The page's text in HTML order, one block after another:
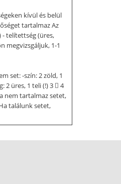
kívül és belül
tartalmaz Az
- telítettség (üres,
megvizsgáljuk, 1-1
set: -szín: 2 zöld, 1
2 üres, 1 teli (!) 3  4
nem tartalmaz setet,
találunk setet,
játék az első két